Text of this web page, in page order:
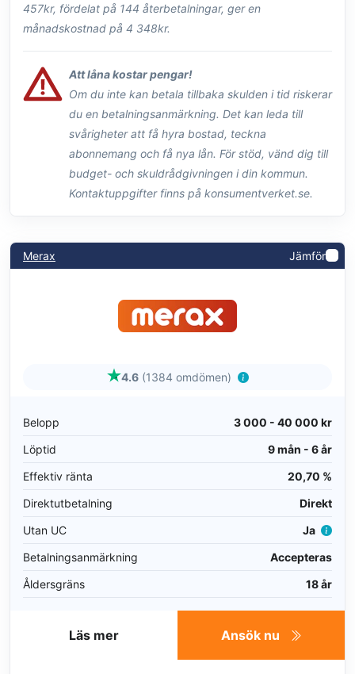
457kr, fördelat på 144 återbetalningar, ger en
månadskostnad på 4 348kr.
Att låna kostar pengar!
Om du inte kan betala tillbaka skulden i tid riskerar
du en betalningsanmärkning. Det kan leda till
svårigheter att få hyra bostad, teckna
abonnemang och få nya lån. För stöd, vänd dig till
budget- och skuldrådgivningen i din kommun.
Kontaktuppgifter finns på konsumentverket.se.
Merax Jämför
4.6 (1384 omdömen)
Belopp
3 000 - 40 000 kr
Löptid
9 mån - 6 år
Effektiv ränta
20,70 %
Direktutbetalning
Direkt
Utan UC
Ja
Betalningsanmärkning
Accepteras
Åldersgräns
18 år
Ansök nu
Läs mer